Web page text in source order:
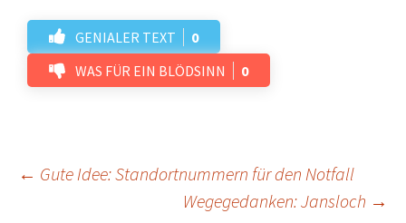
GENIALER TEXT
0
WAS FÜR EIN BLÖDSINN
0
Beitrags-
← Gute Idee: Standortnummern für den Notfall
Wegegedanken: Jansloch →